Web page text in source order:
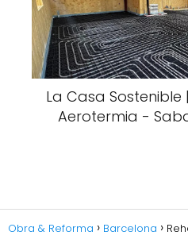
La Casa
Aerotermia -
Obra & Reforma Barcelona